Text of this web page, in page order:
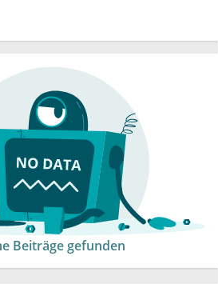
Beiträge gefunden